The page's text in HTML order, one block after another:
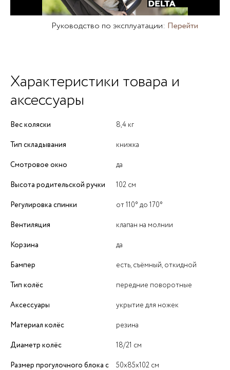
Mute
Руководство по эксплуатации: Перейти
Характеристики товара и
аксессуары
Вес коляски 8,4 кг
Тип складывания книжка
Смотровое окно да
Высота родительской ручки 102 см
Регулировка спинки от 110° до 170°
Вентиляция клапан на молнии
Корзина да
Бампер есть, съёмный, откидной
Тип колёс передние поворотные
Аксессуары укрытие для ножек
Материал колёс резина
Диаметр колёс 18/21 см
Размер прогулочного блока с
50х85х102 см